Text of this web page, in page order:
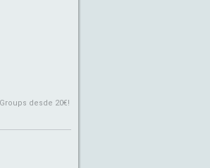
desde 20€!